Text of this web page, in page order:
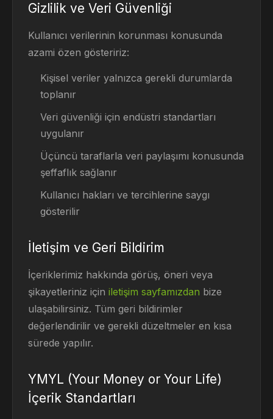
Gizlilik ve Veri Güvenliği
Kullanıcı verilerinin korunması konusunda
azami özen gösteririz:
Kişisel veriler yalnızca gerekli durumlarda
toplanır
Veri güvenliği için endüstri standartları
uygulanır
Üçüncü taraflarla veri paylaşımı konusunda
şeffaflık sağlanır
Kullanıcı hakları ve tercihlerine saygı
gösterilir
İletişim ve Geri Bildirim
İçeriklerimiz hakkında görüş, öneri veya
şikayetleriniz için iletişim sayfamızdan bize
ulaşabilirsiniz. Tüm geri bildirimler
değerlendirilir ve gerekli düzeltmeler en kısa
sürede yapılır.
YMYL (Your Money or Your Life)
İçerik Standartları